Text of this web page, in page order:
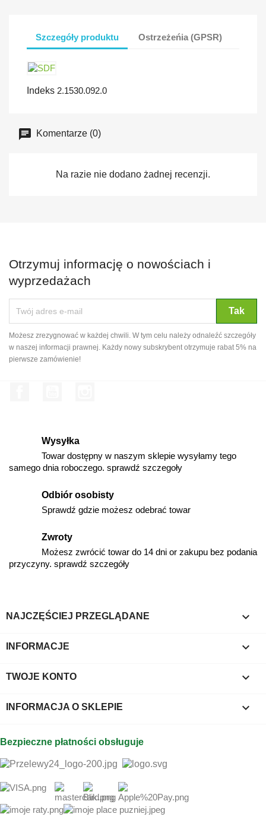
Szczegóły produktu Ostrzeżeńia (GPSR)
Indeks 2.1530.092.0
Komentarze (0)
Na razie nie dodano żadnej recenzji.
Otrzymuj informację o nowościach i
wyprzedażach
Możesz zrezygnować w każdej chwili. W tym celu należy odnaleźć szczegóły
w naszej informacji prawnej. Każdy nowy subskrybent otrzymuje rabat 5% na
pierwsze zamówienie!
Wysyłka
Towar dostępny w naszym sklepie wysyłamy tego
samego dnia roboczego. sprawdź szczegoły
Odbiór osobisty
Sprawdź gdzie możesz odebrać towar
Zwroty
Możesz zwrócić towar do 14 dni or zakupu bez podania
przyczyny. sprawdź szczegóły
NAJCZĘŚCIEJ PRZEGLĄDANE 
INFORMACJE 
TWOJE KONTO 
INFORMACJA O SKLEPIE keyboard_arrow_down
Bezpieczne płatności obsługuje